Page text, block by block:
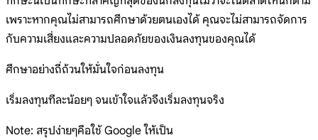
เพราะหากคุณไม่สามารถศึกษาด้วยตนเองได้ คุณจะไม่สามารถจัดการ
กับความเสี่ยงและความปลอดภัยของเงินลงทุนของคุณได้
ศึกษาอย่างถี่ถ้วนให้มั่นใจก่อนลงทุน
เริ่มลงทุนทีละน้อยๆ จนเข้าใจแล้วจึงเริ่มลงทุนจริง
Note: สรุปง่ายๆคือใช้ Google ให้เป็น